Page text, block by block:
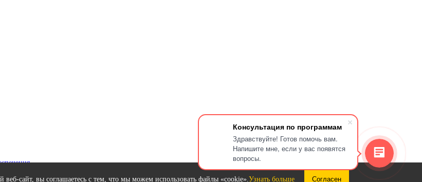
Консультация по программам
Здравствуйте! Готов помочь вам.
Напишите мне, если у вас появятся
вопросы.
сайт, вы соглашаетесь с тем, что мы можем использовать файлы «cookie».Узнать больше Согласен